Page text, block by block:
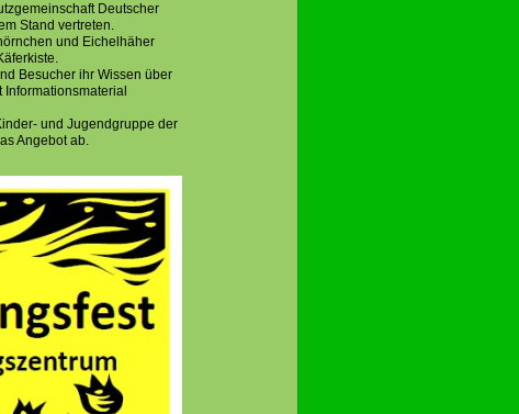
Deutscher
Stand vertreten.
und Eichelhäher
Besucher ihr Wissen über
und Jugendgruppe der
Angebot ab.